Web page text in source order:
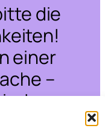
die
einer
–